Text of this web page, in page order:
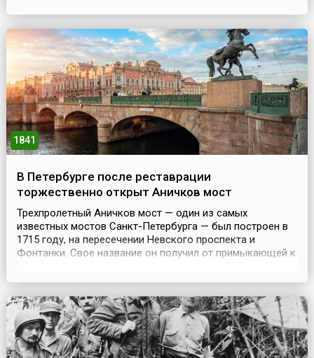
французов на восто...
1841
В Петербурге после реставрации
торжественно открыт Аничков мост
Трехпролетный Аничков мост — один из самых
известных мостов Санкт-Петербурга — был построен в
1715 году, на пересечении Невского проспекта и
Фонтанки. Свое название он получил от примыкающей к
Аничковым. Сначала мост был деревянным. Однако в
время служил караульным местом, где проверяли
паспорта у лиц...